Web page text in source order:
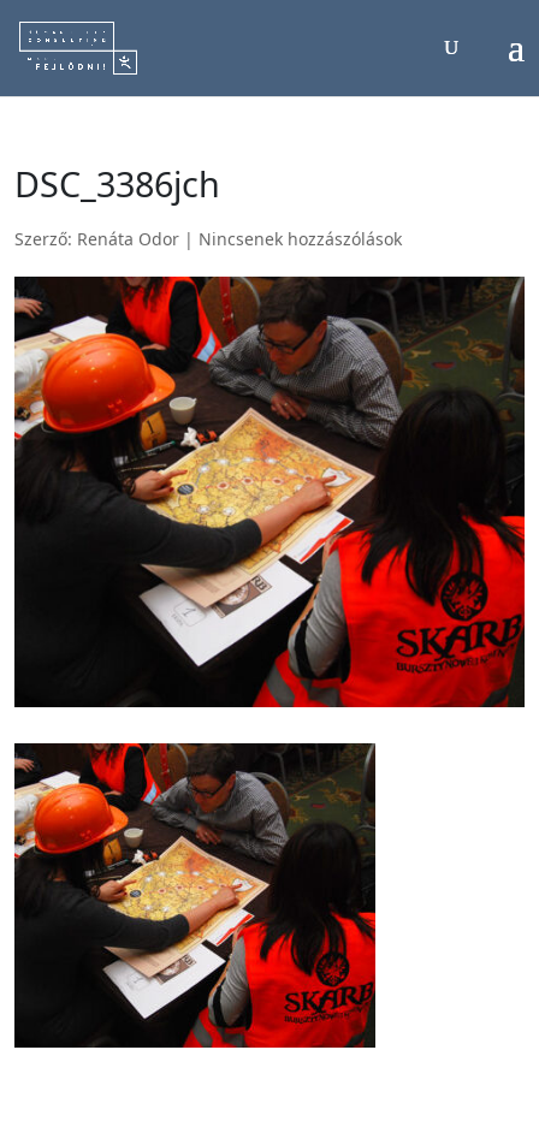
DSC_3386jch
Szerző: Renáta Odor | Nincsenek hozzászólások